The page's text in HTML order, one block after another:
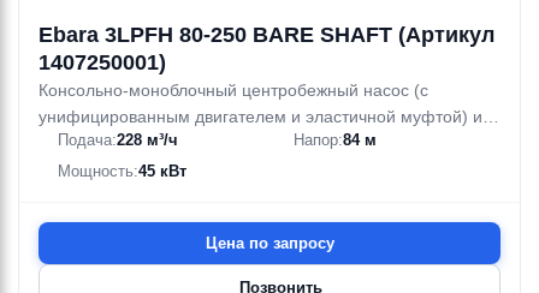
Ebara 3LPFH 80-250 BARE SHAFT (Артикул
1407250001)
Консольно-моноблочный центробежный насос (с
унифицированным двигателем и эластичной муфтой) из
нержавеющей стали AISI 316
Подача:228 м³/ч Напор:84 м
Мощность:45 кВт
Цена по запросу
Позвонить